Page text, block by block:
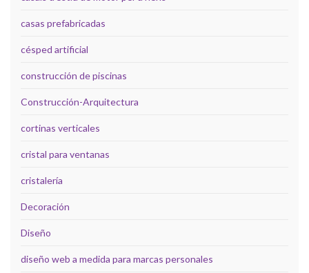
casas prefabricadas
césped artificial
construcción de piscinas
Construcción-Arquitectura
cortinas verticales
cristal para ventanas
cristalería
Decoración
Diseño
diseño web a medida para marcas personales